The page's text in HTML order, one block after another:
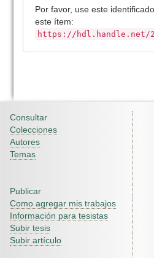
Por favor, use este
este ítem:
https://hdl.handle.net/
Consultar
Colecciones
Autores
Temas
Publicar
Como agregar mis trabajos
Información para tesistas
Subir tesis
Subir artículo